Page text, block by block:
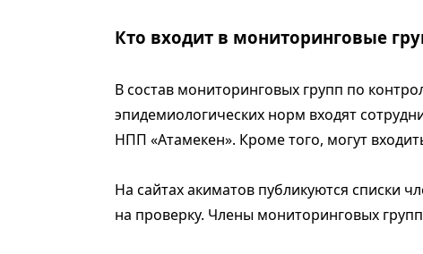
Кто входит в мониторинговые
В состав мониторинговых групп по
эпидемиологических норм входят
НПП «Атамекен». Кроме того, могут
На сайтах акиматов публикуются списки
на проверку. Члены мониторинговых